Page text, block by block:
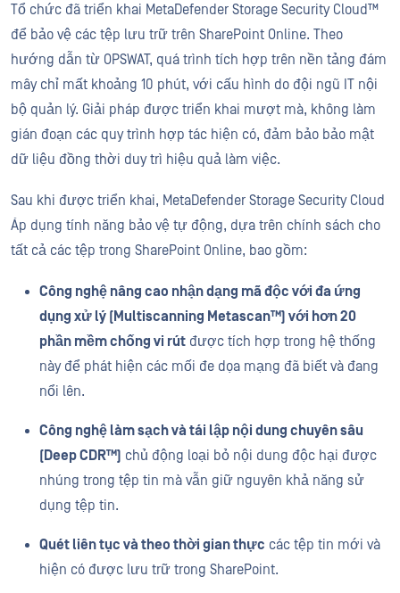
Tổ chức đã triển khai MetaDefender Storage Security Cloud™
để bảo vệ các tệp lưu trữ trên SharePoint Online. Theo
hướng dẫn từ OPSWAT, quá trình tích hợp trên nền tảng đám
mây chỉ mất khoảng 10 phút, với cấu hình do đội ngũ IT nội
bộ quản lý. Giải pháp được triển khai mượt mà, không làm
gián đoạn các quy trình hợp tác hiện có, đảm bảo bảo mật
dữ liệu đồng thời duy trì hiệu quả làm việc.
Sau khi được triển khai, MetaDefender Storage Security Cloud
Áp dụng tính năng bảo vệ tự động, dựa trên chính sách cho
tất cả các tệp trong SharePoint Online, bao gồm:
Công nghệ nâng cao nhận dạng mã độc với đa ứng
dụng xử lý (Multiscanning Metascan™) với hơn 20
phần mềm chống vi rút được tích hợp trong hệ thống
này để phát hiện các mối đe dọa mạng đã biết và đang
nổi lên.
Công nghệ làm sạch và tái lập nội dung chuyên sâu
(Deep CDR™) chủ động loại bỏ nội dung độc hại được
nhúng trong tệp tin mà vẫn giữ nguyên khả năng sử
dụng tệp tin.
Quét liên tục và theo thời gian thực các tệp tin mới và
hiện có được lưu trữ trong SharePoint.